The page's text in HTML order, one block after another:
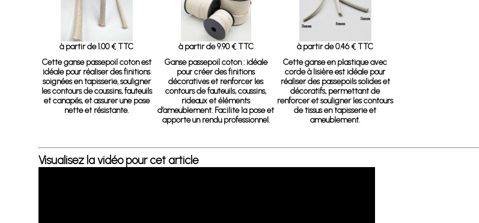
à partir de 1.00 € TTC
Cette ganse passepoil coton est
idéale pour réaliser des finitions
soignées en tapisserie, souligner
les contours de coussins, fauteuils
et canapés, et assurer une pose
nette et résistante.
à partir de 9.90 € TTC
Ganse passepoil coton: idéale
pour créer des finitions
décoratives et renforcer les
contours de fauteuils, coussins,
rideaux et éléments
d’ameublement. Facilite la pose et
apporte un rendu professionnel.
à partir de 0.46 € TTC
Cette ganse en plastique avec
corde à lisière est idéale pour
réaliser des passepoils solides et
décoratifs, permettant de
renforcer et souligner les contours
de tissus en tapisserie et
ameublement.
Visualisez la vidéo pour cet article